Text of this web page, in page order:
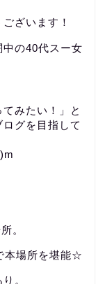
ざいます！
の40代スー女
みたい！」と
グを目指して
。
本場所を堪能☆
。